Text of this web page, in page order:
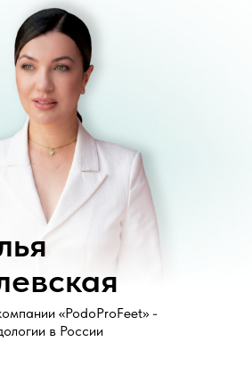
«PodoProFeet» -
в России